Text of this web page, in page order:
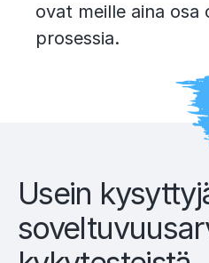
ovat meille aina osa
prosessia.
Usein